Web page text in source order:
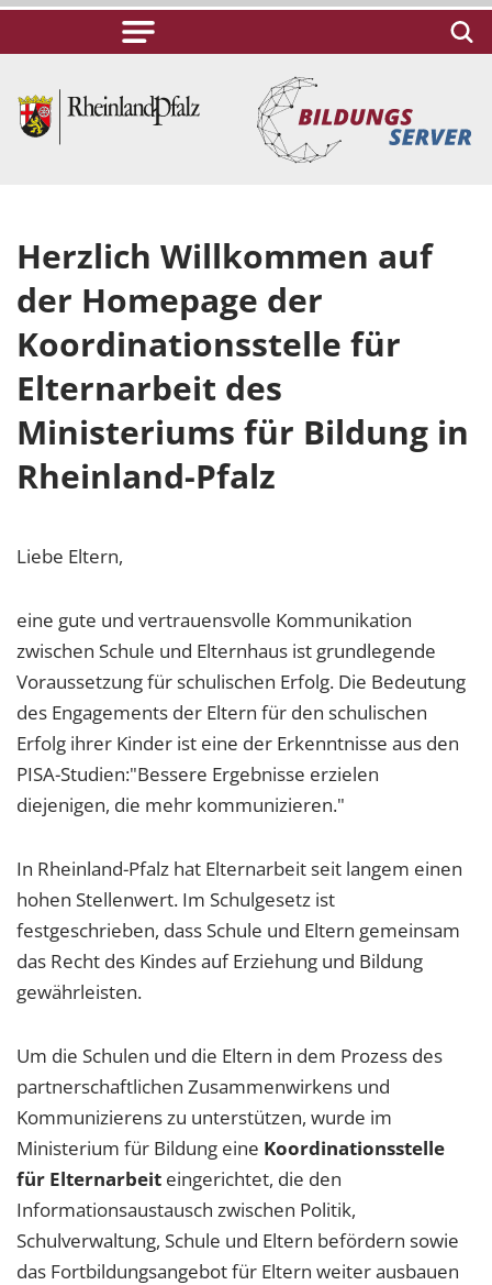
Herzlich Willkommen auf
der Homepage der
Koordinationsstelle für
Elternarbeit des
Ministeriums für Bildung in
Rheinland-Pfalz
Liebe Eltern,
eine gute und vertrauensvolle Kommunikation
zwischen Schule und Elternhaus ist grundlegende
Voraussetzung für schulischen Erfolg. Die Bedeutung
des Engagements der Eltern für den schulischen
Erfolg ihrer Kinder ist eine der Erkenntnisse aus den
PISA-Studien:"Bessere Ergebnisse erzielen
diejenigen, die mehr kommunizieren."
In Rheinland-Pfalz hat Elternarbeit seit langem einen
hohen Stellenwert. Im Schulgesetz ist
festgeschrieben, dass Schule und Eltern gemeinsam
das Recht des Kindes auf Erziehung und Bildung
gewährleisten.
Um die Schulen und die Eltern in dem Prozess des
partnerschaftlichen Zusammenwirkens und
Kommunizierens zu unterstützen, wurde im
Ministerium für Bildung eine Koordinationsstelle
für Elternarbeit eingerichtet, die den
Informationsaustausch zwischen Politik,
Schulverwaltung, Schule und Eltern befördern sowie
das Fortbildungsangebot für Eltern weiter ausbauen